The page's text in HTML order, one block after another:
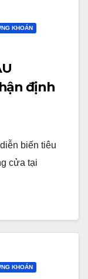
KHOÁN
định
biến tiêu
cửa tại
KHOÁN